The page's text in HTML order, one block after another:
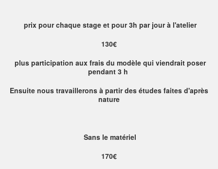
prix pour chaque stage et pour 3h par jour à l'atelier
130€
plus participation aux frais du modèle qui viendrait poser
pendant 3 h
Ensuite nous travaillerons à partir des études faites d'après
nature
Sans le matériel
170€